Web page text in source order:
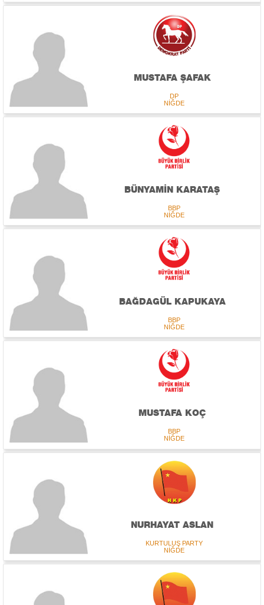
MUSTAFA ŞAFAK
DP
NİĞDE
BÜNYAMİN KARATAŞ
BBP
NİĞDE
BAĞDAGÜL KAPUKAYA
BBP
NİĞDE
MUSTAFA KOÇ
BBP
NİĞDE
NURHAYAT ASLAN
KURTULUŞ PARTY
NİĞDE